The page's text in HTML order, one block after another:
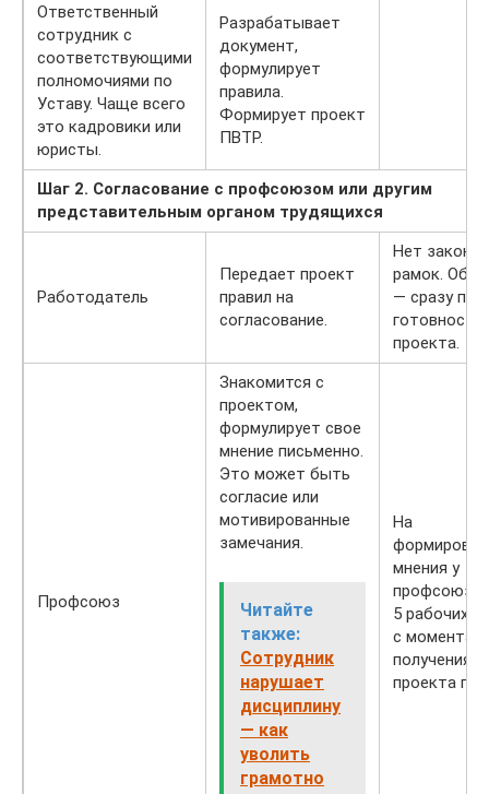
Ответственный
сотрудник с
соответствующими
полномочиями по
Уставу. Чаще всего
это кадровики или
юристы.
Разрабатывает
документ,
формулирует
правила.
Формирует проект
ПВТР.
Шаг 2. Согласование с профсоюзом или другим
представительным органом трудящихся
Работодатель
Передает проект
правил на
согласование.
Нет
рамок.
— сразу по
готовности
проекта.
Профсоюз
Знакомится с
проектом,
формулирует свое
мнение письменно.
Это может быть
согласие или
мотивированные
замечания.
Читайте
также:
Сотрудник
нарушает
дисциплину
— как
уволить
грамотно
На
мнения у
профсоюза
5 рабочих
с момента
получения
проекта